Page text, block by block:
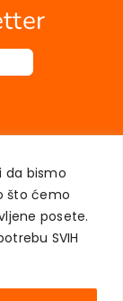
da bismo
što ćemo
posete.
SVIH